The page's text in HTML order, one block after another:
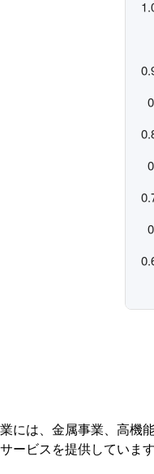
には、金属事業、高
ービスを提供しています